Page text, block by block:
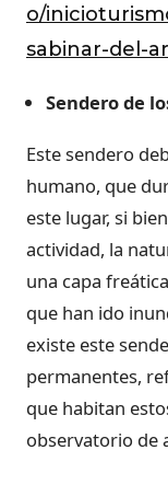
o/
sabinar-del-
Sendero de
Este sendero
humano, que
este lugar, si
actividad, la
una capa
que han ido
existe este
permanentes,
que habitan
observatorio de